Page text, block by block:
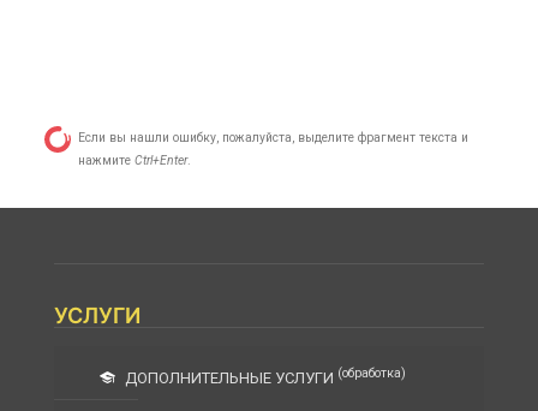
Если вы нашли ошибку, пожалуйста, выделите фрагмент текста и
нажмите Ctrl+Enter.
УСЛУГИ
ДОПОЛНИТЕЛЬНЫЕ УСЛУГИ (обработка)